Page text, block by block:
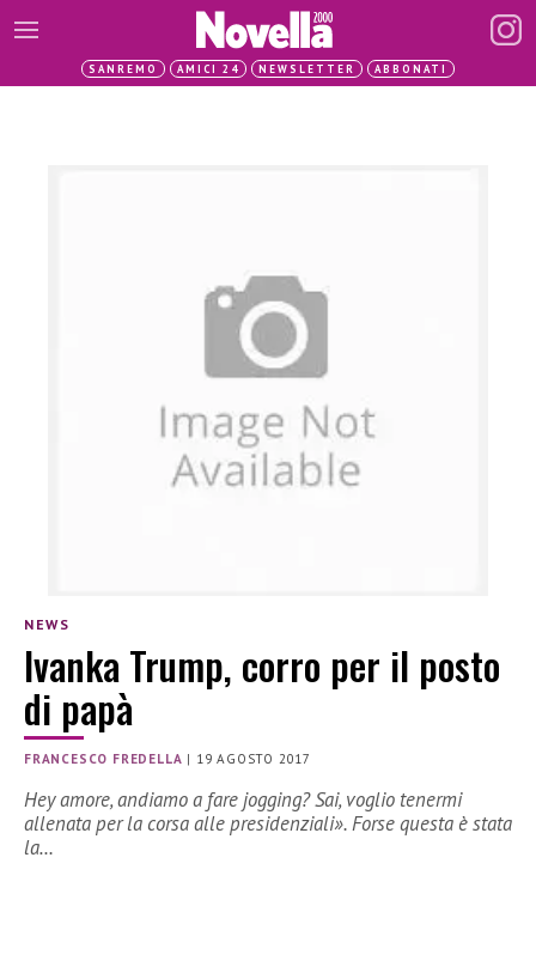
SANREMO AMICI 24 NEWSLETTER ABBONATI
NEWS
Ivanka Trump, corro per il posto
di papà
FRANCESCO FREDELLA | 19 AGOSTO 2017
Hey amore, andiamo a fare jogging? Sai, voglio tenermi
allenata per la corsa alle presidenziali». Forse questa è stata
la…